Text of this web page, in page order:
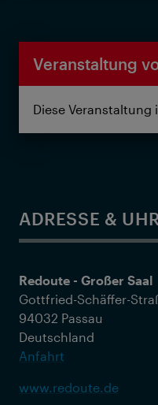
Veranstaltung
Diese
ADRESSE &
Redoute - Großer Saal
Gottfried-Schäffer-
94032 Passau
Deutschland
Anfahrt
www.redoute.de